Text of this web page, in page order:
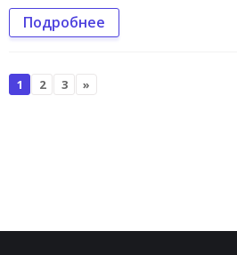
Подробнее
1 2 3 »